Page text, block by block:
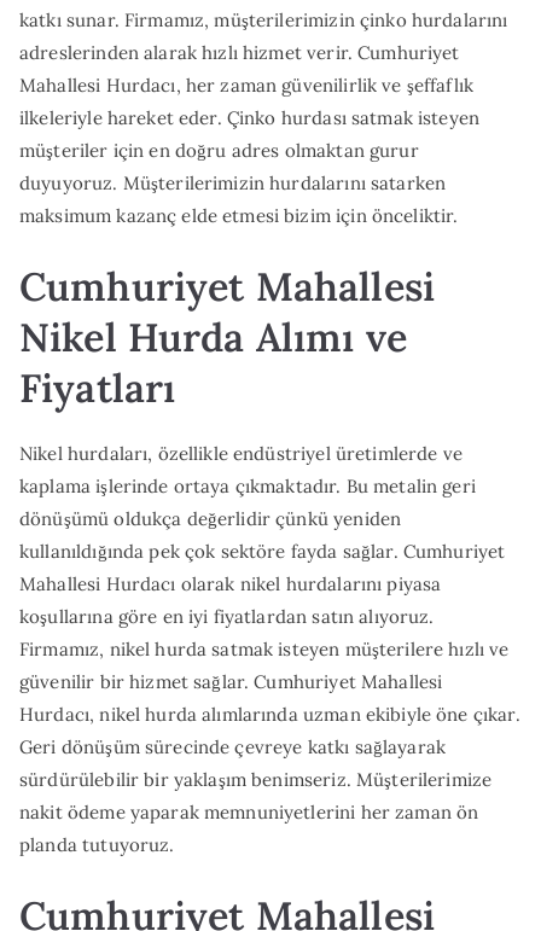
katkı sunar. Firmamız, müşterilerimizin çinko hurdalarını
adreslerinden alarak hızlı hizmet verir. Cumhuriyet
Mahallesi Hurdacı, her zaman güvenilirlik ve şeffaflık
ilkeleriyle hareket eder. Çinko hurdası satmak isteyen
müşteriler için en doğru adres olmaktan gurur
duyuyoruz. Müşterilerimizin hurdalarını satarken
maksimum kazanç elde etmesi bizim için önceliktir.
Cumhuriyet Mahallesi
Nikel Hurda Alımı ve
Fiyatları
Nikel hurdaları, özellikle endüstriyel üretimlerde ve
kaplama işlerinde ortaya çıkmaktadır. Bu metalin geri
dönüşümü oldukça değerlidir çünkü yeniden
kullanıldığında pek çok sektöre fayda sağlar. Cumhuriyet
Mahallesi Hurdacı olarak nikel hurdalarını piyasa
koşullarına göre en iyi fiyatlardan satın alıyoruz.
Firmamız, nikel hurda satmak isteyen müşterilere hızlı ve
güvenilir bir hizmet sağlar. Cumhuriyet Mahallesi
Hurdacı, nikel hurda alımlarında uzman ekibiyle öne çıkar.
Geri dönüşüm sürecinde çevreye katkı sağlayarak
sürdürülebilir bir yaklaşım benimseriz. Müşterilerimize
nakit ödeme yaparak memnuniyetlerini her zaman ön
planda tutuyoruz.
Cumhuriyet Mahallesi